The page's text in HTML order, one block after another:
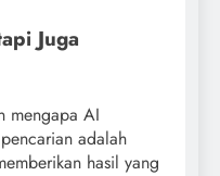
Juga
mengapa AI
adalah
hasil yang